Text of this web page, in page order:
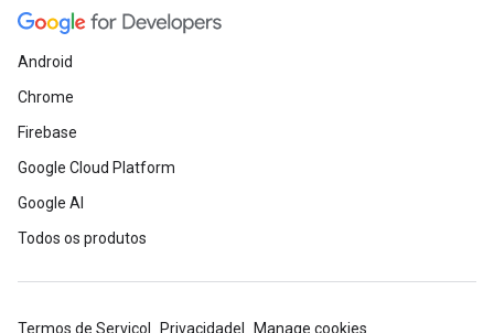
Android
Chrome
Firebase
Google Cloud Platform
Google AI
Todos os produtos
Termos de Serviço Privacidade Manage cookies